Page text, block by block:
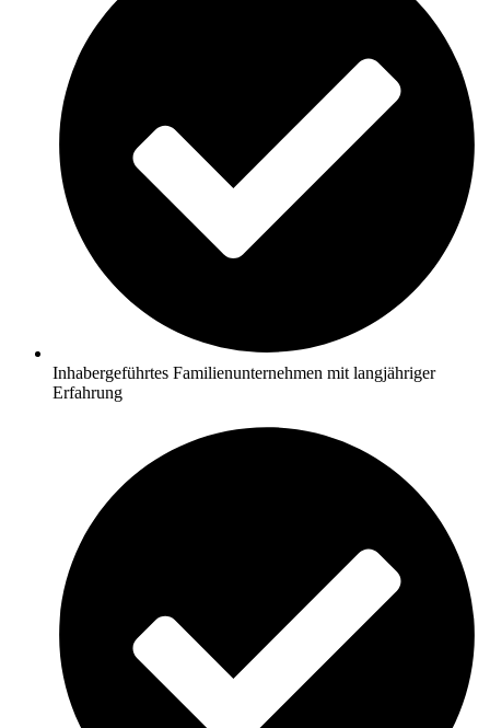
Inhabergeführtes Familienunternehmen mit langjähriger
Erfahrung